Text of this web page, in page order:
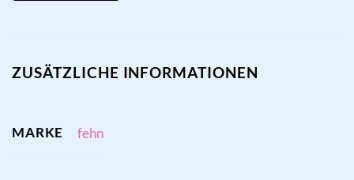
ZUSÄTZLICHE INFORMATIONEN
MARKE fehn